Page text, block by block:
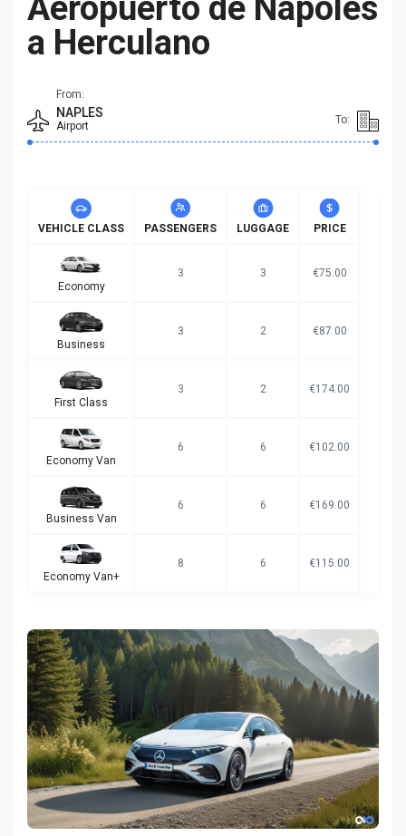
Aeropuerto de Nápoles
a Herculano
From:
NAPLES
Airport To:
VEHICLE CLASS PASSENGERS LUGGAGE PRICE
Economy
3 3 €75.00
Business
3 2 €87.00
First Class
3 2 €174.00
Economy Van
6 6 €102.00
Business Van
6 6 €169.00
Economy Van+
8 6 €115.00